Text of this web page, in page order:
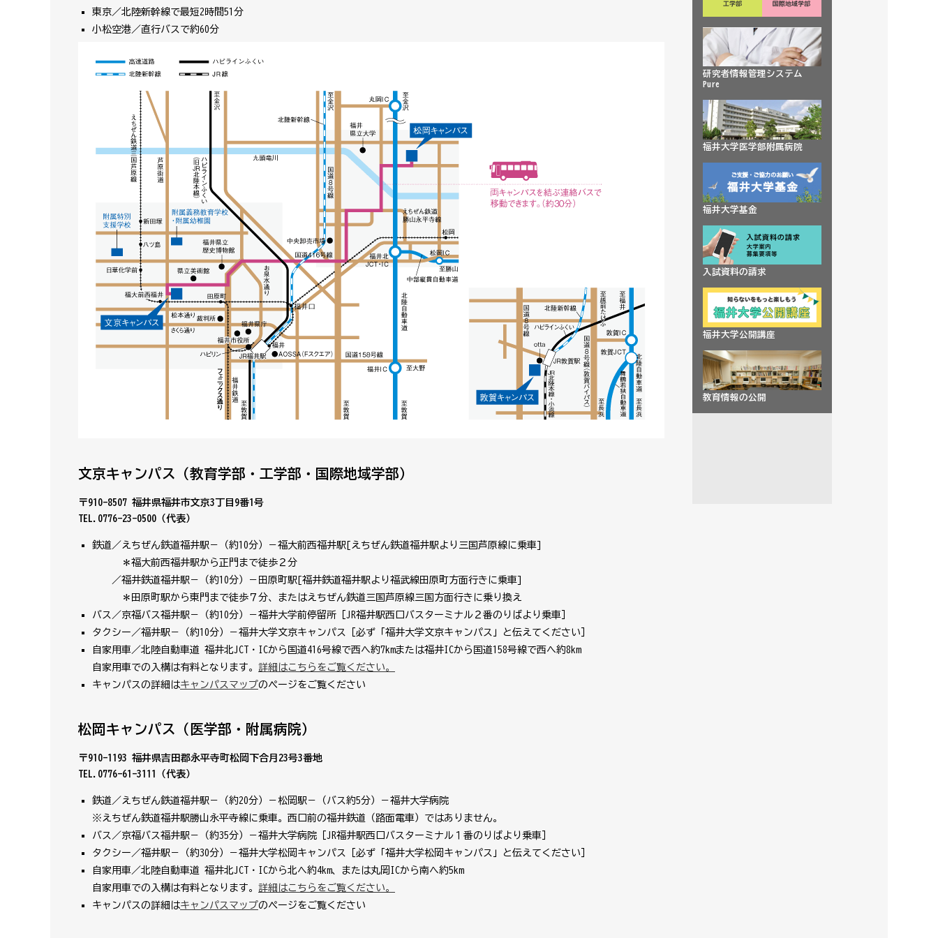
東京／北陸新幹線で最短2時間51分
小松空港／直行バスで約60分
文京キャンパス（教育学部・工学部・国際地域学部）
〒910-8507 福井県福井市文京3丁目9番1号
TEL.0776-23-0500（代表）
鉄道／えちぜん鉄道福井駅－（約10分）－福大前西福井駅[えちぜん鉄道福井駅より三国芦原線に乗車]
＊福大前西福井駅から正門まで徒歩２分
／福井鉄道福井駅－（約10分）－田原町駅[福井鉄道福井駅より福武線田原町方面行きに乗車]
＊田原町駅から東門まで徒歩７分、またはえちぜん鉄道三国芦原線三国方面行きに乗り換え
バス／京福バス福井駅－（約10分）－福井大学前停留所［JR福井駅西口バスターミナル２番のりばより乗車］
タクシー／福井駅－（約10分）－福井大学文京キャンパス［必ず「福井大学文京キャンパス」と伝えてください］
自家用車／北陸自動車道 福井北JCT・ICから国道416号線で西へ約7kmまたは福井ICから国道158号線で西へ約8km
自家用車での入構は有料となります。 詳細はこちらをご覧ください。
キャンパスの詳細はキャンパスマップのページをご覧ください
松岡キャンパス（医学部・附属病院）
〒910-1193 福井県吉田郡永平寺町松岡下合月23号3番地
TEL.0776-61-3111（代表）
鉄道／えちぜん鉄道福井駅－（約20分）－松岡駅－（バス約5分）－福井大学病院
※えちぜん鉄道福井駅勝山永平寺線に乗車。西口前の福井鉄道（路面電車）ではありません。
バス／京福バス福井駅－（約35分）－福井大学病院［JR福井駅西口バスターミナル１番のりばより乗車］
タクシー／福井駅－（約30分）－福井大学松岡キャンパス［必ず「福井大学松岡キャンパス」と伝えてください］
自家用車／北陸自動車道 福井北JCT・ICから北へ約4km、または丸岡ICから南へ約5km
自家用車での入構は有料となります。 詳細はこちらをご覧ください。
キャンパスの詳細はキャンパスマップのページをご覧ください
研究者情報管理システム
Pure
福井大学医学部附属病院
福井大学基金
入試資料の請求
福井大学公開講座
教育情報の公開